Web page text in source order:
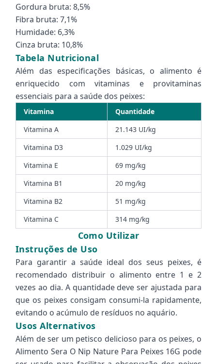
Gordura bruta: 8,5%
Fibra bruta: 7,1%
Humidade: 6,3%
Cinza bruta: 10,8%
Tabela Nutricional
Além das especificações básicas, o alimento é
enriquecido com vitaminas e provitaminas
essenciais para a saúde dos peixes:
Vitamina
Quantidade
Vitamina A
21.143 UI/kg
Vitamina D3
1.029 UI/kg
Vitamina E
69 mg/kg
Vitamina B1
20 mg/kg
Vitamina B2
51 mg/kg
Vitamina C
314 mg/kg
Como Utilizar
Instruções de Uso
Para garantir a saúde ideal dos seus peixes, é
recomendado distribuir o alimento entre 1 e 2
vezes ao dia. A quantidade deve ser ajustada para
que os peixes consigam consumi-la rapidamente,
evitando o acúmulo de resíduos no aquário.
Usos Alternativos
Além de ser um petisco delicioso para os peixes, o
Alimento Sera O Nip Nature Para Peixes 16G pode